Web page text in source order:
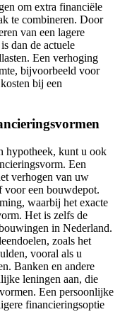
om extra financiële
te combineren. Door
van een lagere
dan de actuele
Een verhoging
bijvoorbeeld voor
bij een
hypotheek, kunt u ook
Een
verhogen van uw
voor een bouwdepot.
waarbij het exacte
Het is zelfs de
in Nederland.
zoals het
vooral als u
Banken en andere
leningen aan, die
Een persoonlijke
financieringsoptie